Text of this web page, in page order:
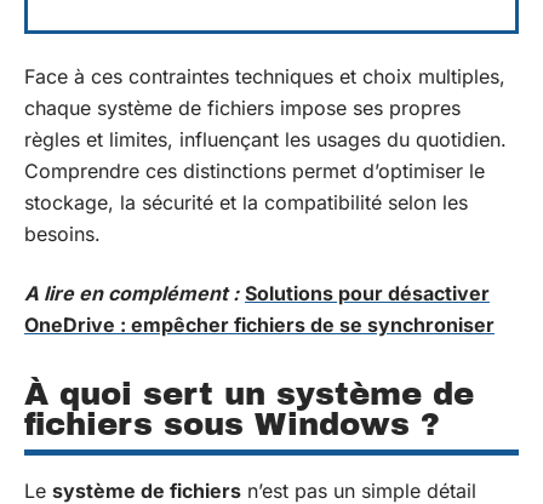
Face à ces contraintes techniques et choix multiples,
chaque système de fichiers impose ses propres
règles et limites, influençant les usages du quotidien.
Comprendre ces distinctions permet d’optimiser le
stockage, la sécurité et la compatibilité selon les
besoins.
A lire en complément : Solutions pour désactiver
OneDrive : empêcher fichiers de se synchroniser
À quoi sert un système de
fichiers sous Windows ?
Le système de fichiers n’est pas un simple détail